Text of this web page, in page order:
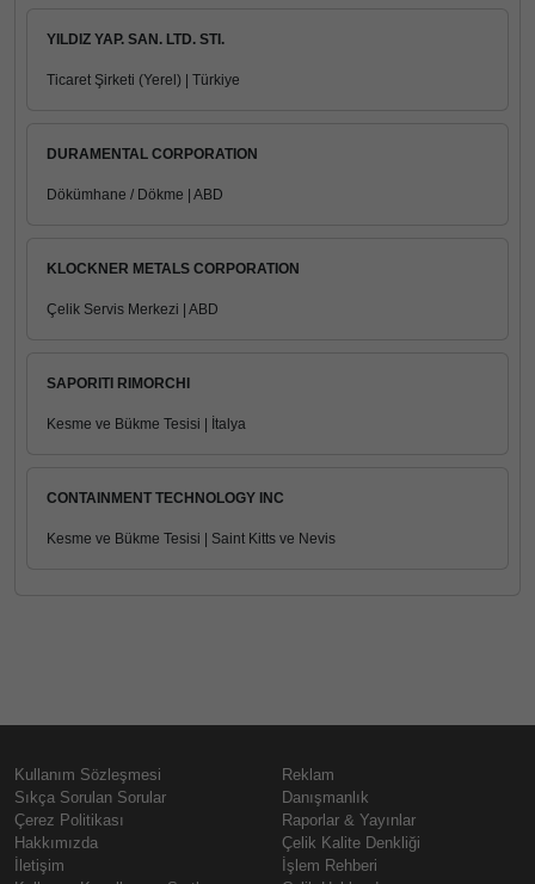
YILDIZ YAP. SAN. LTD. STI.
Ticaret Şirketi (Yerel) | Türkiye
DURAMENTAL CORPORATION
Dökümhane / Dökme | ABD
KLOCKNER METALS CORPORATION
Çelik Servis Merkezi | ABD
SAPORITI RIMORCHI
Kesme ve Bükme Tesisi | İtalya
CONTAINMENT TECHNOLOGY INC
Kesme ve Bükme Tesisi | Saint Kitts ve Nevis
Kullanım Sözleşmesi
Sıkça Sorulan Sorular
Çerez Politikası
Hakkımızda
İletişim
Reklam
Danışmanlık
Raporlar & Yayınlar
Çelik Kalite Denkliği
İşlem Rehberi